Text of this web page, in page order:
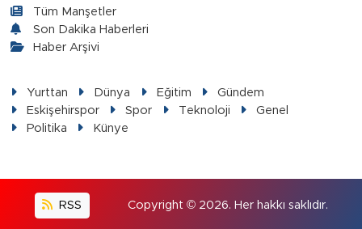
Tüm Manşetler
Son Dakika Haberleri
Haber Arşivi
Yurttan Dünya Eğitim
Gündem
Eskişehirspor
Spor Teknoloji
Genel
Politika
Künye
RSS Copyright © 2026. Her hakkı saklıdır.